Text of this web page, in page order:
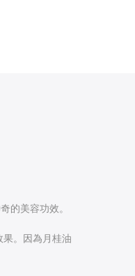
的美容功效。
。因為月桂油